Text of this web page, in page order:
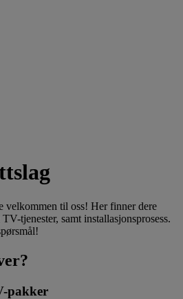
velkommen til oss! Her finner dere
tjenester, samt installasjonsprosess.
pakker